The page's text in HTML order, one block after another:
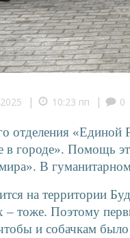
| 10:23 пп | 0
отделения
городе». Помощь
В
на территории
тоже. Поэтому
и собачкам